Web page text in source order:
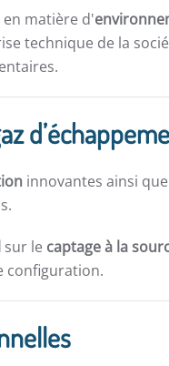
matière d'
technique de la
innovantes ainsi
sur le captage à la
configuration.